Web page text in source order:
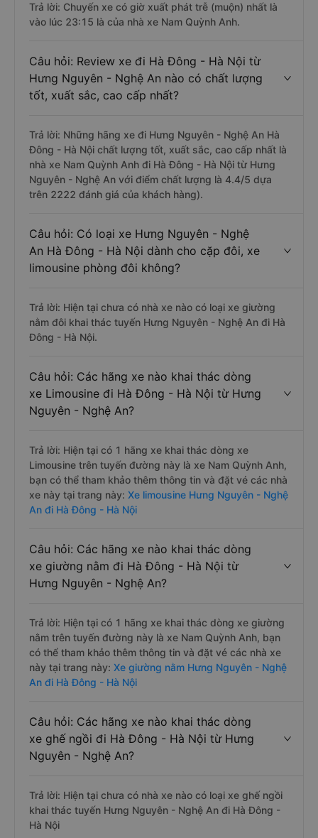
Trả lời: Chuyến xe có giờ xuất phát trễ (muộn) nhất là
vào lúc 23:15 là của nhà xe Nam Quỳnh Anh.
Câu hỏi: Review xe đi Hà Đông - Hà Nội từ
Hưng Nguyên - Nghệ An nào có chất lượng
tốt, xuất sắc, cao cấp nhất?
Trả lời: Những hãng xe đi Hưng Nguyên - Nghệ An Hà
Đông - Hà Nội chất lượng tốt, xuất sắc, cao cấp nhất là
nhà xe Nam Quỳnh Anh đi Hà Đông - Hà Nội từ Hưng
Nguyên - Nghệ An với điểm chất lượng là 4.4/5 dựa
trên 2222 đánh giá của khách hàng).
Câu hỏi: Có loại xe Hưng Nguyên - Nghệ
An Hà Đông - Hà Nội dành cho cặp đôi, xe
limousine phòng đôi không?
Trả lời: Hiện tại chưa có nhà xe nào có loại xe giường
nằm đôi khai thác tuyến Hưng Nguyên - Nghệ An đi Hà
Đông - Hà Nội.
Câu hỏi: Các hãng xe nào khai thác dòng
xe Limousine đi Hà Đông - Hà Nội từ Hưng
Nguyên - Nghệ An?
Trả lời: Hiện tại có 1 hãng xe khai thác dòng xe
Limousine trên tuyến đường này là xe Nam Quỳnh Anh,
bạn có thể tham khảo thêm thông tin và đặt vé các nhà
xe này tại trang này: Xe limousine Hưng Nguyên - Nghệ
An đi Hà Đông - Hà Nội
Câu hỏi: Các hãng xe nào khai thác dòng
xe giường nằm đi Hà Đông - Hà Nội từ
Hưng Nguyên - Nghệ An?
Trả lời: Hiện tại có 1 hãng xe khai thác dòng xe giường
nằm trên tuyến đường này là xe Nam Quỳnh Anh, bạn
có thể tham khảo thêm thông tin và đặt vé các nhà xe
này tại trang này: Xe giường nằm Hưng Nguyên - Nghệ
An đi Hà Đông - Hà Nội
Câu hỏi: Các hãng xe nào khai thác dòng
xe ghế ngồi đi Hà Đông - Hà Nội từ Hưng
Nguyên - Nghệ An?
Trả lời: Hiện tại chưa có nhà xe nào có loại xe ghế ngồi
khai thác tuyến Hưng Nguyên - Nghệ An đi Hà Đông -
Hà Nội